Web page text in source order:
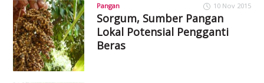
Pangan 10 Nov 2015
Sorgum, Sumber Pangan
Lokal Potensial Pengganti
Beras